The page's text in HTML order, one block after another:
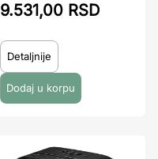
9.531,00 RSD
Detaljnije